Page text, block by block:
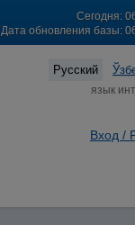
Сегодня:
Дата обновления базы: 06
Русский
язык
Вход /